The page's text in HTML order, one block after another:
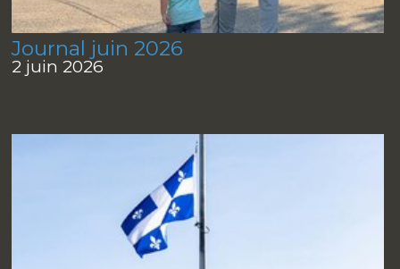
Journal juin 2026
2 juin 2026